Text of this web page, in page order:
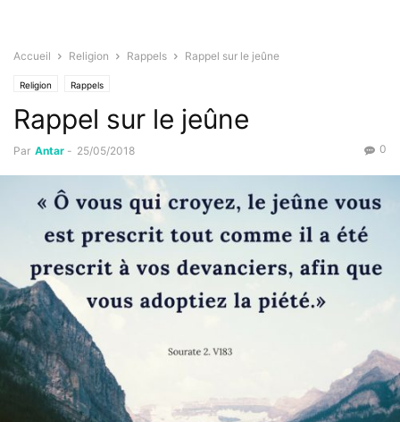
Accueil Religion Rappels Rappel sur le jeûne
Religion Rappels
Rappel sur le jeûne
Par Antar - 25/05/2018 0